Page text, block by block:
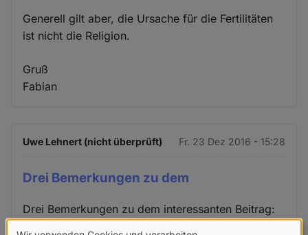
Generell gilt aber, die Ursache für die Fertilitäten
ist nicht die Religion.
Gruß
Fabian
Uwe Lehnert (nicht überprüft) Fr. 23 Dez 2016 - 15:28
Drei Bemerkungen zu dem
Drei Bemerkungen zu dem interessanten Beitrag: